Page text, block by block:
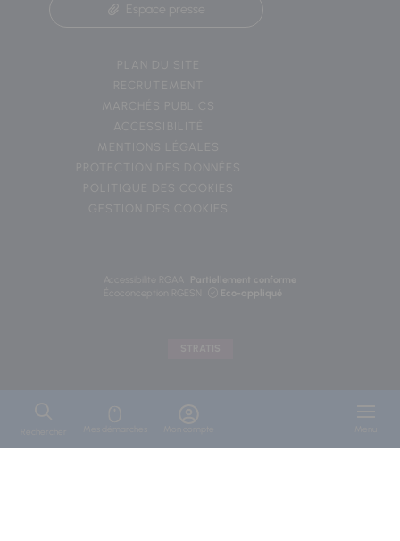
Espace presse
PLAN DU SITE
RECRUTEMENT
MARCHÉS PUBLICS
ACCESSIBILITÉ
MENTIONS LÉGALES
Partiellement conforme
Eco-appliqué